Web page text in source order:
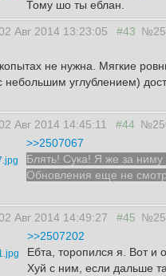
Тому шо ты еблан.
Авг 2014 13:23:05 #43
не нужна. Мягкие
небольшим углублением)
Авг 2014 14:45:11 #44
>>2507067
Блять! Сука! Я же за ниму
Обновления еще не
Авг 2014 14:49:27 #45
>>2507202
Ебта, торопился я. Вот и
Хуй с ним, если дальше